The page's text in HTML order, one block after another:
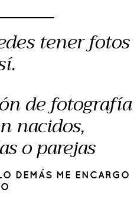
tener fotos
de fotografía
nacidos,
o parejas
DEMÁS ME ENCARGO